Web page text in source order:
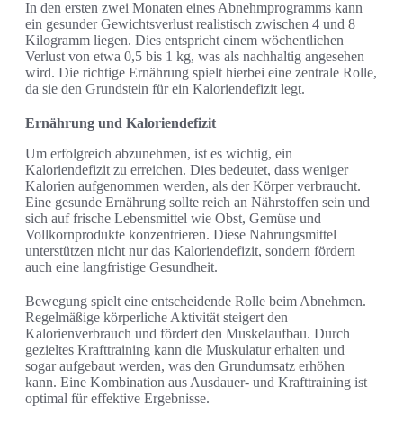
In den ersten zwei Monaten eines Abnehmprogramms kann
ein gesunder Gewichtsverlust realistisch zwischen 4 und 8
Kilogramm liegen. Dies entspricht einem wöchentlichen
Verlust von etwa 0,5 bis 1 kg, was als nachhaltig angesehen
wird. Die richtige Ernährung spielt hierbei eine zentrale Rolle,
da sie den Grundstein für ein Kaloriendefizit legt.
Ernährung und Kaloriendefizit
Um erfolgreich abzunehmen, ist es wichtig, ein
Kaloriendefizit zu erreichen. Dies bedeutet, dass weniger
Kalorien aufgenommen werden, als der Körper verbraucht.
Eine gesunde Ernährung sollte reich an Nährstoffen sein und
sich auf frische Lebensmittel wie Obst, Gemüse und
Vollkornprodukte konzentrieren. Diese Nahrungsmittel
unterstützen nicht nur das Kaloriendefizit, sondern fördern
auch eine langfristige Gesundheit.
Bewegung spielt eine entscheidende Rolle beim Abnehmen.
Regelmäßige körperliche Aktivität steigert den
Kalorienverbrauch und fördert den Muskelaufbau. Durch
gezieltes Krafttraining kann die Muskulatur erhalten und
sogar aufgebaut werden, was den Grundumsatz erhöhen
kann. Eine Kombination aus Ausdauer- und Krafttraining ist
optimal für effektive Ergebnisse.